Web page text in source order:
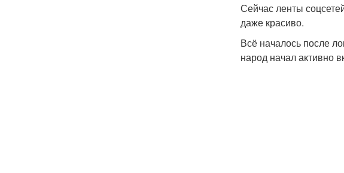
Сейчас ленты
даже красиво.
Всё началось после
народ начал активно